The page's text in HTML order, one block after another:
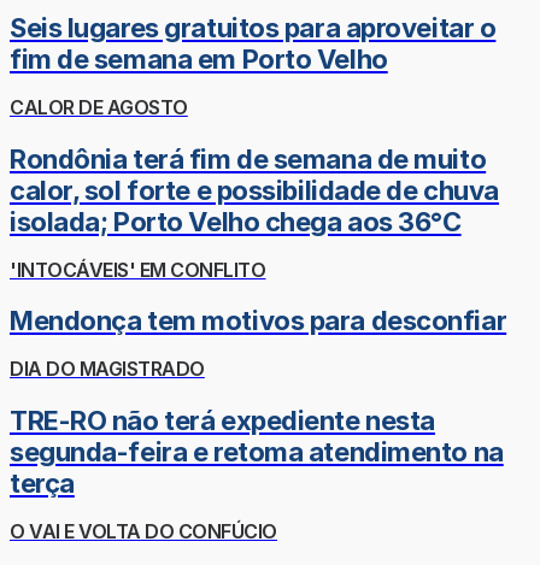
Seis lugares gratuitos para aproveitar o
fim de semana em Porto Velho
CALOR DE AGOSTO
Rondônia terá fim de semana de muito
calor, sol forte e possibilidade de chuva
isolada; Porto Velho chega aos 36°C
'INTOCÁVEIS' EM CONFLITO
Mendonça tem motivos para desconfiar
DIA DO MAGISTRADO
TRE-RO não terá expediente nesta
segunda-feira e retoma atendimento na
terça
O VAI E VOLTA DO CONFÚCIO